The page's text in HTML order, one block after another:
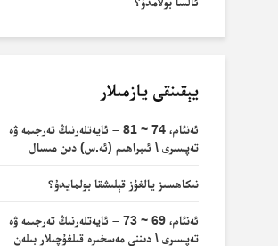
يېقىنقى يازمىلار
ئەنئام، 74 ~ 81 – ئايەتلەرنىڭ تەرجىمە ۋە
تەپسىرى \ ئىبراھىم (ئە.س) دىن مىسال
نىكاھسىز يالغۇز قېلىشقا بولمايدۇ؟
ئەنئام، 69 ~ 73 – ئايەتلەرنىڭ تەرجىمە ۋە
تەپسىرى \ دىننى مەسخىرە قىلغۇچىلار بىلەن